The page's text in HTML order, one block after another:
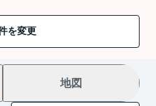
を変更
地図